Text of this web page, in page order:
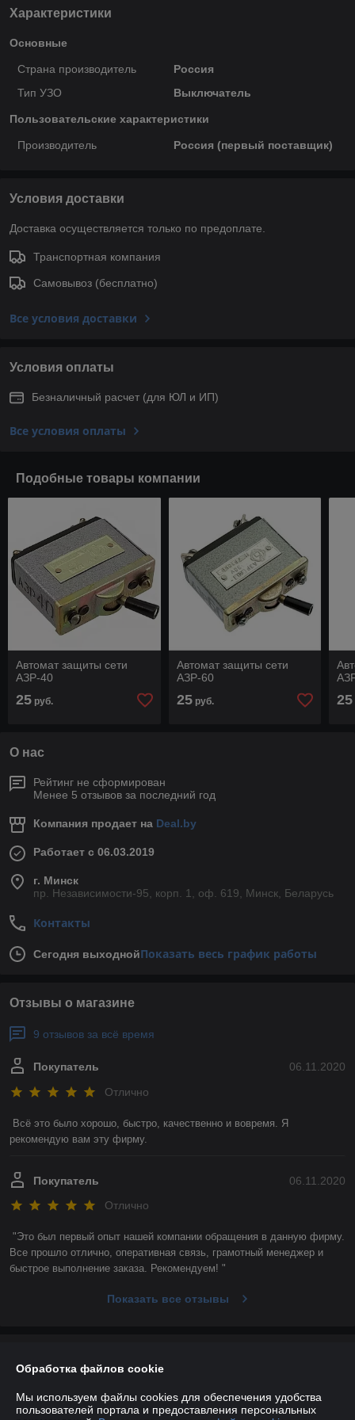
Характеристики
Основные
Страна производитель
Россия
Тип УЗО
Выключатель
Пользовательские характеристики
Производитель Россия (первый поставщик)
Условия доставки
Доставка осуществляется только по предоплате.
Транспортная компания
Самовывоз (бесплатно)
Все условия доставки
Условия оплаты
Безналичный расчет (для ЮЛ и ИП)
Все условия оплаты
Подобные товары компании
Автомат защиты сети
АЗР-40
25 руб.
Автомат защиты сети
АЗР-60
25руб. 25
О нас
Рейтинг не сформирован
Менее 5 отзывов за последний год
Компания продает на Deal.by
Работает с 06.03.2019
г. Минск
пр. Независимости-95, корп. 1, оф. 619, Минск, Беларусь
Контакты
Сегодня выходнойПоказать весь график работы
Отзывы о магазине
9 отзывов за всё время
06.11.2020
Покупатель
Отлично
Всё это было хорошо, быстро, качественно и вовремя. Я
рекомендую вам эту фирму.
06.11.2020
Покупатель
Отлично
"Это был первый опыт нашей компании обращения в данную фирму.
Все прошло отлично, оперативная связь, грамотный менеджер и
быстрое выполнение заказа. Рекомендуем! "
Показать все отзывы
Обработка файлов cookie
Мы используем файлы cookies для обеспечения удобства
пользователей портала и предоставления персональных